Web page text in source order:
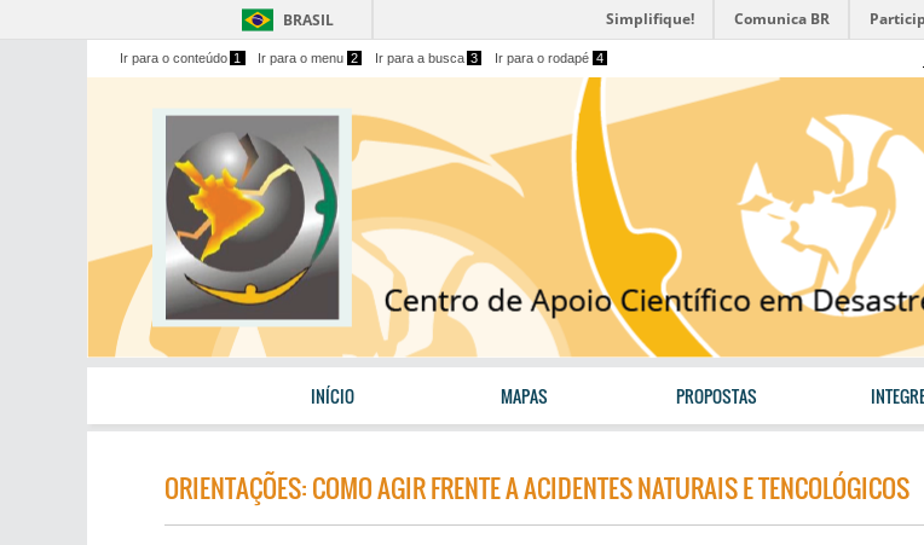
BRASIL Simplifique! Comunica BR
Ir para o conteúdo 1 Ir para o menu 2 Ir para a busca 3 Ir para o rodapé 4
INÍCIO MAPAS PROPOSTAS
ORIENTAÇÕES: COMO AGIR FRENTE A ACIDENTES NATURAIS E TENCOLÓGICOS